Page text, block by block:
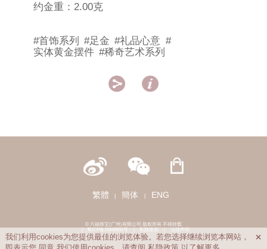
约金重：2.00克
#首饰系列 #足金 #礼品心意 #
实体黄金摆件 #稀奇艺术系列
 
繁體 簡体 ENG
© 六福珠宝(广州)有限公司 版权所有 不得转载
|
粤ICP备15048991号 | 私隐政策 | 法律声明
我们利用cookies为您提供最佳的浏览体验。若您选择继续浏览本网站，
